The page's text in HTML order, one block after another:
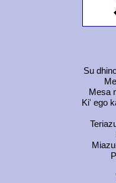
Su
Mesa
Ki' ego